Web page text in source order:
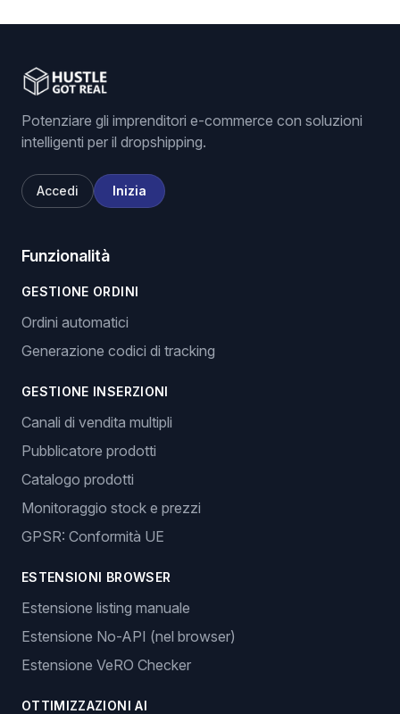
Potenziare gli imprenditori e-commerce con soluzioni
intelligenti per il dropshipping.
Accedi Inizia
Funzionalità
GESTIONE ORDINI
Ordini automatici
Generazione codici di tracking
GESTIONE INSERZIONI
Canali di vendita multipli
Pubblicatore prodotti
Catalogo prodotti
Monitoraggio stock e prezzi
GPSR: Conformità UE
ESTENSIONI BROWSER
Estensione listing manuale
Estensione No-API (nel browser)
Estensione VeRO Checker
OTTIMIZZAZIONI AI